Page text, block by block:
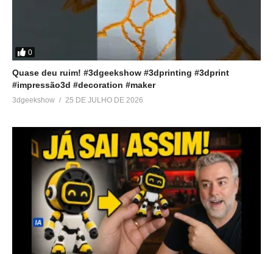
0
Quase deu ruim! #3dgeekshow #3dprinting #3dprint
#impressão3d #decoration #maker
3dgeekshow 25 DE JULHO DE 2026